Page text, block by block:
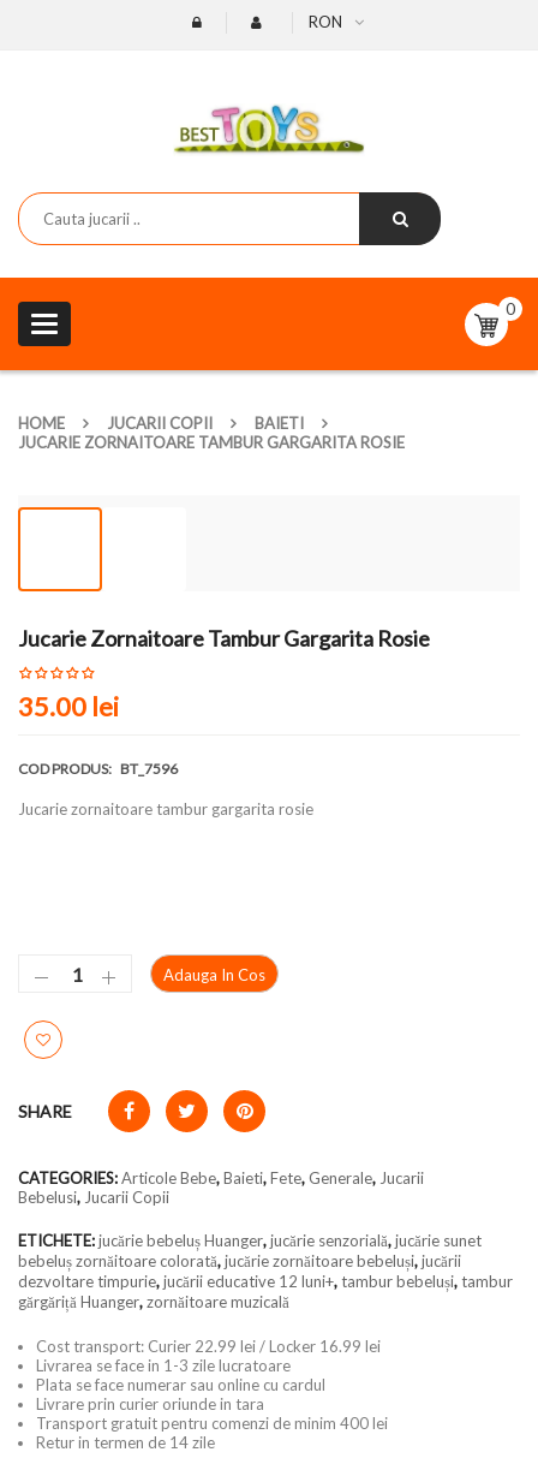
RON
Toggle
navigation
0
HOME JUCARII COPII
BAIETI
JUCARIE ZORNAITOARE TAMBUR GARGARITA ROSIE
Jucarie Zornaitoare Tambur Gargarita Rosie
35.00 lei
COD PRODUS: BT_7596
Jucarie zornaitoare tambur gargarita rosie
Adauga In Cos
SHARE
CATEGORIES:Articole Bebe,Baieti,Fete, Generale, Jucarii
Bebelusi, Jucarii Copii
ETICHETE:jucărie bebeluș Huanger,jucărie senzorială,jucărie sunet
bebeluș zornăitoare colorată,jucărie zornăitoare bebeluși,jucării
dezvoltare timpurie,jucării educative 12 luni+,tambur bebeluși,tambur
gărgăriță Huanger,zornăitoare muzicală
Cost transport: Curier 22.99 lei / Locker 16.99 lei
Livrarea se face in 1-3 zile lucratoare
Plata se face numerar sau online cu cardul
Livrare prin curier oriunde in tara
Transport gratuit pentru comenzi de minim 400 lei
Retur in termen de 14 zile